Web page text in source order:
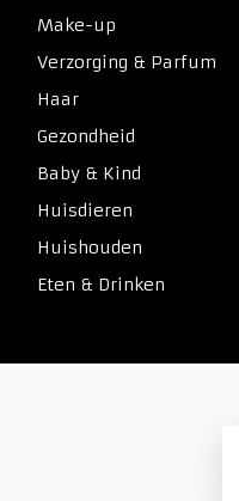
Make-up
Verzorging & Parfum
Haar
Gezondheid
Baby & Kind
Huisdieren
Huishouden
Eten & Drinken